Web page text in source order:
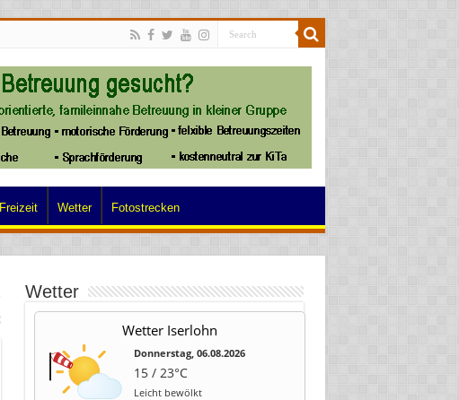
Freizeit Wetter Fotostrecken
Wetter
Wetter Iserlohn
Donnerstag, 06.08.2026
15 / 23°C
Leicht bewölkt